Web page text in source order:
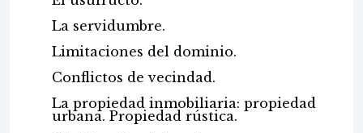
La servidumbre.
Limitaciones del dominio.
Conflictos de vecindad.
La propiedad inmobiliaria: propiedad
urbana. Propiedad rústica.